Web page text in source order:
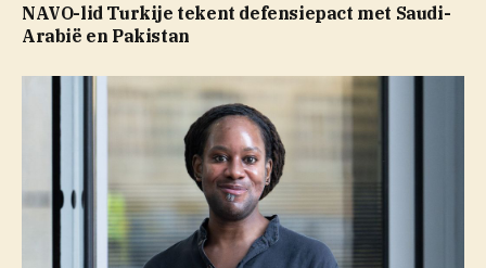
NAVO-lid Turkije tekent defensiepact met Saudi-
Arabië en Pakistan